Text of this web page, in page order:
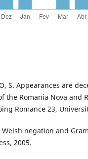
S. Appearances are
the Romania Nova and
Romance 23,
Welsh negation and
2005.